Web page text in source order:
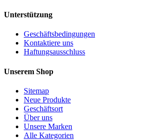
Unterstützung
Geschäftsbedingungen
Kontaktiere uns
Haftungsausschluss
Unserem Shop
Sitemap
Neue Produkte
Geschäftsort
Über uns
Unsere Marken
Alle Kategorien